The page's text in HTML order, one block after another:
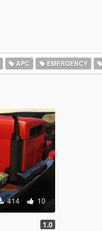
APC EMERGENCY
414 10
1.0